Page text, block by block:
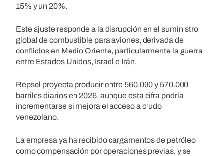
15% y un 20%.
Este ajuste responde a la disrupción en el suministro
global de combustible para aviones, derivada de
conflictos en Medio Oriente, particularmente la guerra
entre Estados Unidos, Israel e Irán.
Repsol proyecta producir entre 560.000 y 570.000
barriles diarios en 2026, aunque esta cifra podría
incrementarse si mejora el acceso a crudo
venezolano.
La empresa ya ha recibido cargamentos de petróleo
como compensación por operaciones previas, y se